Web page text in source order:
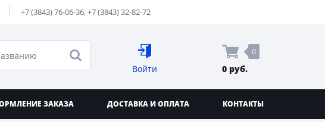
+7 (3843) 76-06-36,+7 (3843) 32-82-72
Войти
0
0 руб.
ЗАКАЗА ДОСТАВКА И ОПЛАТА КОНТАКТЫ